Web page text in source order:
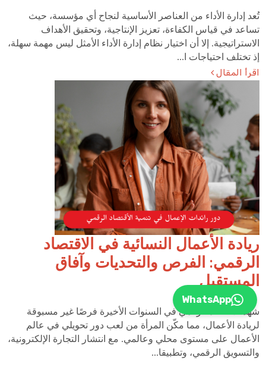
تُعد إدارة الأداء من العناصر الأساسية لنجاح أي مؤسسة، حيث
تساعد في قياس الكفاءة، تعزيز الإنتاجية، وتحقيق الأهداف
الاستراتيجية. إلا أن اختيار نظام إدارة الأداء الأمثل ليس مهمة سهلة،
إذ تختلف احتياجات ا...
اقرأ المقال
ريادة الأعمال النسائية في الاقتصاد
الرقمي: الفرص والتحديات وآفاق
المستقبل
شهد الاقتصاد الرقمي في السنوات الأخيرة فرصًا غير مسبوقة
لريادة الأعمال، مما مكّن المرأة من لعب دور تحويلي في عالم
الأعمال على مستوى محلي وعالمي. مع انتشار التجارة الإلكترونية،
والتسويق الرقمي، وتطبيقا...
WhatsApp